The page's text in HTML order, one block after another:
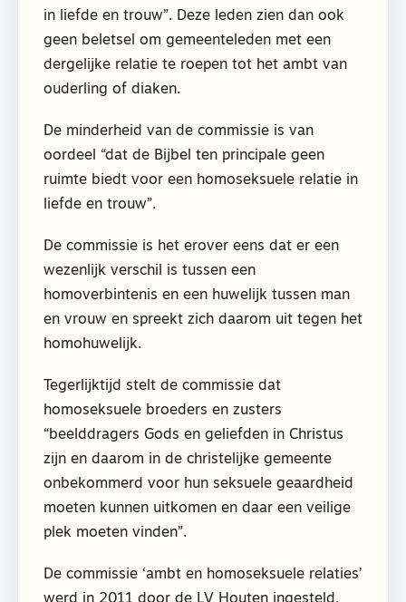
in liefde en trouw”. Deze leden zien dan ook
geen beletsel om gemeenteleden met een
dergelijke relatie te roepen tot het ambt van
ouderling of diaken.
De minderheid van de commissie is van
oordeel “dat de Bijbel ten principale geen
ruimte biedt voor een homoseksuele relatie in
liefde en trouw”.
De commissie is het erover eens dat er een
wezenlijk verschil is tussen een
homoverbintenis en een huwelijk tussen man
en vrouw en spreekt zich daarom uit tegen het
homohuwelijk.
Tegerlijktijd stelt de commissie dat
homoseksuele broeders en zusters
“beelddragers Gods en geliefden in Christus
zijn en daarom in de christelijke gemeente
onbekommerd voor hun seksuele geaardheid
moeten kunnen uitkomen en daar een veilige
plek moeten vinden”.
De commissie ‘ambt en homoseksuele relaties’